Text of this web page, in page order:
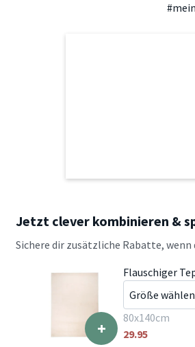
Jetzt clever kombinieren &
Sichere dir zusätzliche Rabatte,
+
Flauschiger
80x140cm
29.95